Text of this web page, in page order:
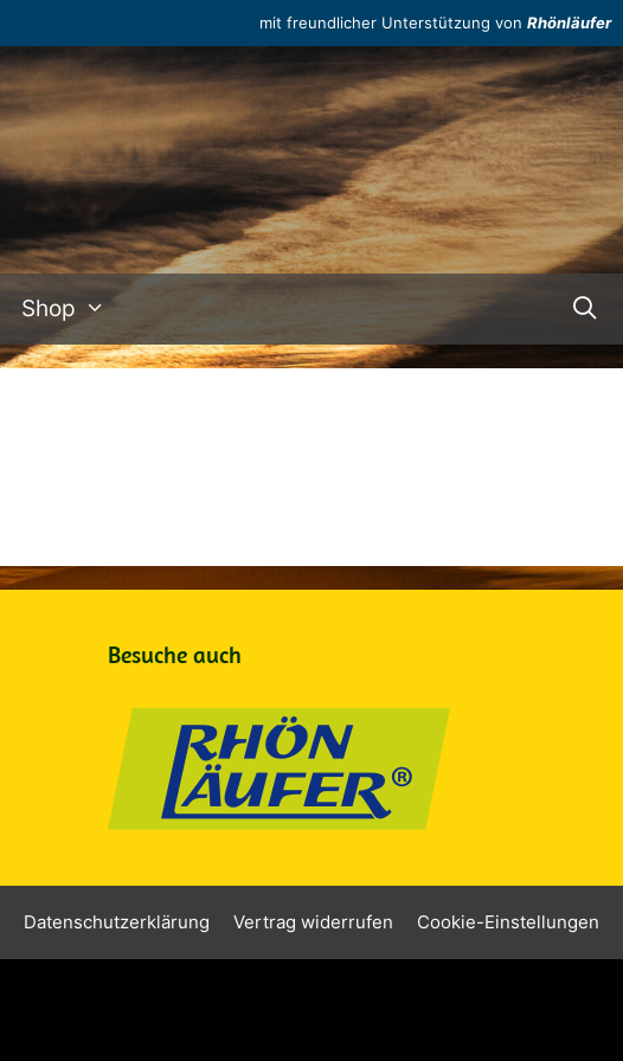
mit freundlicher Unterstützung von Rhönläufer
Shop
Besuche auch
Datenschutzerklärung Vertrag widerrufen Cookie-Einstellungen